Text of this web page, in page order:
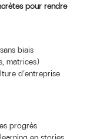
pour rendre
biais
matrices)
d’entreprise
progrès